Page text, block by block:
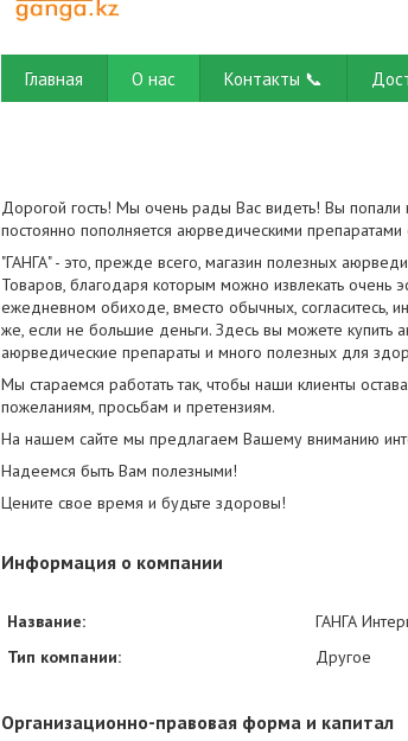
Главная О нас Контакты 📞
Дорогой гость! Мы очень рады Вас видеть! Вы попали
постоянно пополняется аюрведическими
"ГАНГА" - это, прежде всего, магазин полезных
Товаров, благодаря которым можно извлекать очень
ежедневном обиходе, вместо обычных, согласитесь,
же, если не большие деньги. Здесь вы можете купить
аюрведические препараты и много полезных для
Мы стараемся работать так, чтобы наши клиенты
пожеланиям, просьбам и претензиям.
На нашем сайте мы предлагаем Вашему вниманию
Надеемся быть Вам полезными!
Цените свое время и будьте здоровы!
Информация о компании
Название:
ГАНГА
Тип компании:
Другое
Организационно-правовая форма и капитал